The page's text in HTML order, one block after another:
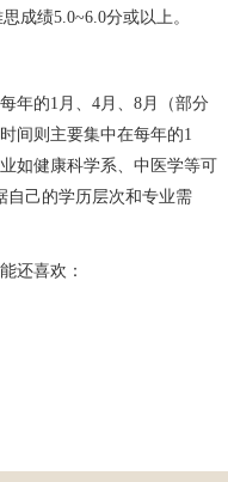
成绩5.0~6.0分或以上。
年的1月、4月、8月（部分
间则主要集中在每年的1
如健康科学系、中医学等可
自己的学历层次和专业需
还喜欢：